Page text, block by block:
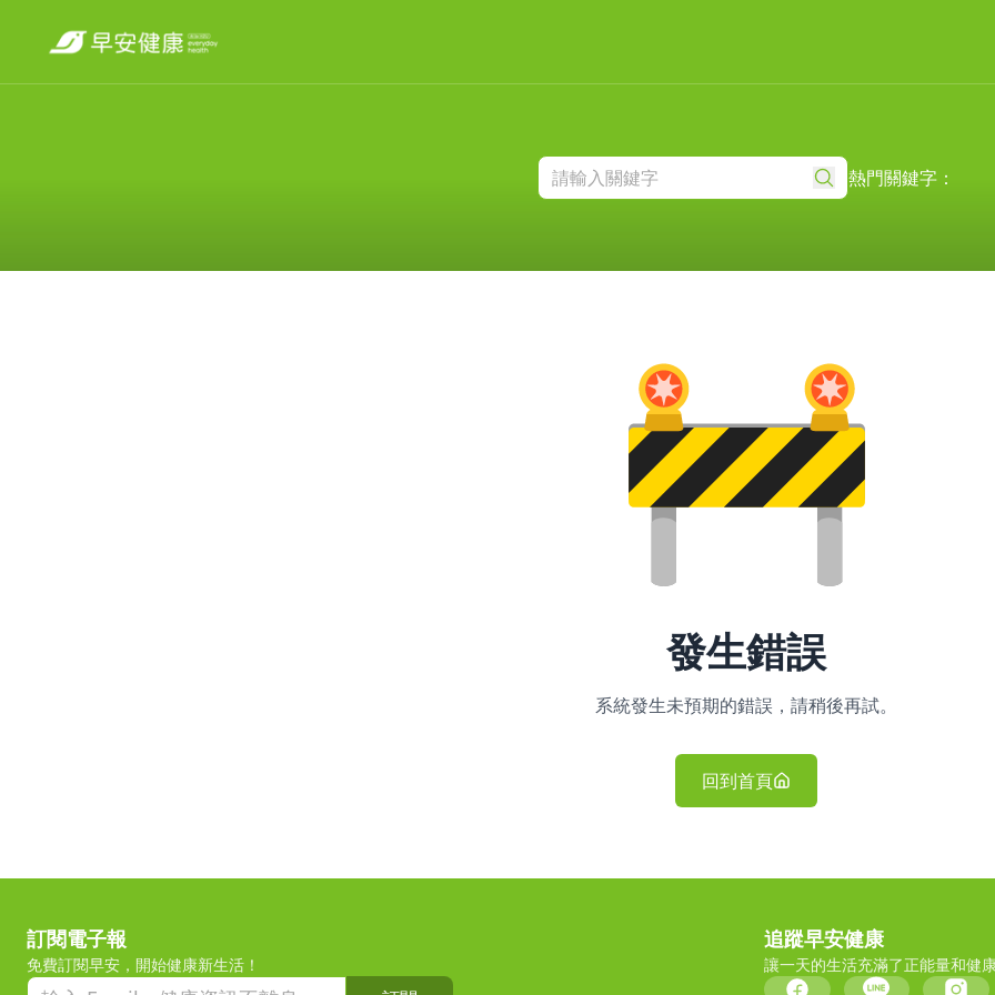
熱門關鍵字：
發生錯誤
系統發生未預期的錯誤，請稍後再試。
回到首頁
訂閱電子報
免費訂閱早安，開始健康新生活！
追蹤早安健康
讓一天的生活充滿了正能量和健